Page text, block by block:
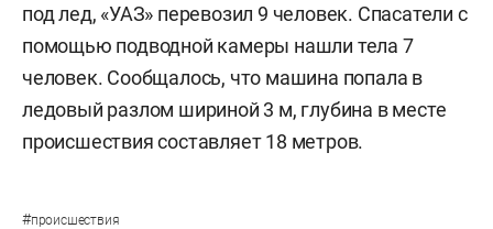
под лед, «УАЗ» перевозил 9 человек. Спасатели с
помощью подводной камеры нашли тела 7
человек. Сообщалось, что машина попала в
ледовый разлом шириной 3 м, глубина в месте
происшествия составляет 18 метров.
#происшествия